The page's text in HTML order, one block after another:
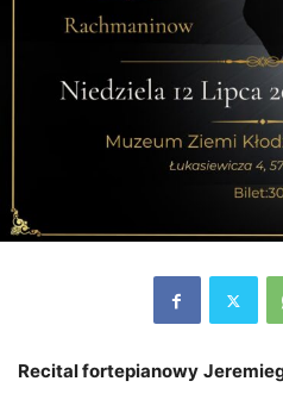
Recital fortepianowy